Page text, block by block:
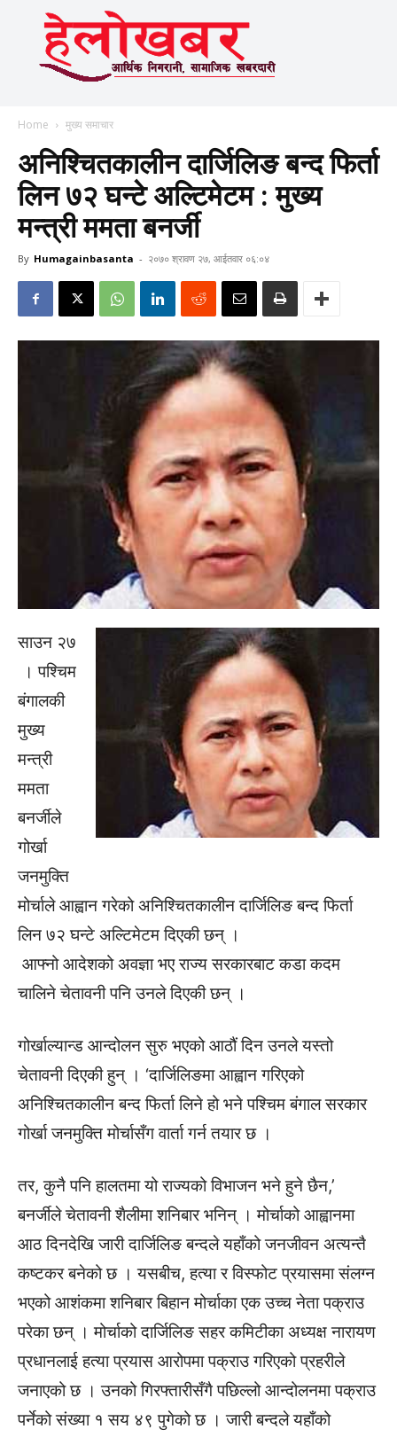
Home मुख्य समाचार
अनिश्चितकालीन दार्जिलिङ बन्द फिर्ता
लिन ७२ घन्टे अल्टिमेटम : मुख्य
मन्त्री ममता बनर्जी
By Humagainbasanta - २०७० श्रावण २७, आईतवार ०६:०४
साउन २७
। पश्चिम
बंगालकी
मुख्य
मन्त्री
ममता
बनर्जीले
गोर्खा
जनमुक्ति
मोर्चाले आह्वान गरेको अनिश्चितकालीन दार्जिलिङ बन्द फिर्ता
लिन ७२ घन्टे अल्टिमेटम दिएकी छन् ।
आफ्नो आदेशको अवज्ञा भए राज्य सरकारबाट कडा कदम
चालिने चेतावनी पनि उनले दिएकी छन् ।
गोर्खाल्यान्ड आन्दोलन सुरु भएको आठौं दिन उनले यस्तो
चेतावनी दिएकी हुन् । ‘दार्जिलिङमा आह्वान गरिएको
अनिश्चितकालीन बन्द फिर्ता लिने हो भने पश्चिम बंगाल सरकार
गोर्खा जनमुक्ति मोर्चासँग वार्ता गर्न तयार छ ।
तर, कुनै पनि हालतमा यो राज्यको विभाजन भने हुने छैन,’
बनर्जीले चेतावनी शैलीमा शनिबार भनिन् । मोर्चाको आह्वानमा
आठ दिनदेखि जारी दार्जिलिङ बन्दले यहाँको जनजीवन अत्यन्तै
कष्टकर बनेको छ । यसबीच, हत्या र विस्फोट प्रयासमा संलग्न
भएको आशंकमा शनिबार बिहान मोर्चाका एक उच्च नेता पक्राउ
परेका छन् । मोर्चाको दार्जिलिङ सहर कमिटीका अध्यक्ष नारायण
प्रधानलाई हत्या प्रयास आरोपमा पक्राउ गरिएको प्रहरीले
जनाएको छ । उनको गिरफ्तारीसँगै पछिल्लो आन्दोलनमा पक्राउ
पर्नेको संख्या १ सय ४९ पुगेको छ । जारी बन्दले यहाँको